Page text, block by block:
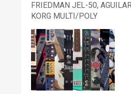
FRIEDMAN JEL-50,
KORG MULTI/POLY